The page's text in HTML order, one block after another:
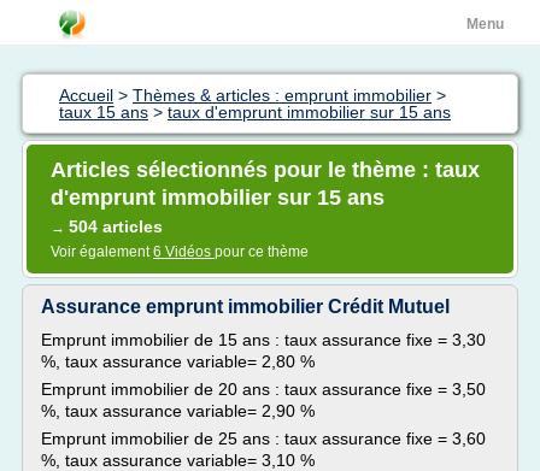
Menu
Accueil > Thèmes & articles : emprunt immobilier >
taux 15 ans > taux d'emprunt immobilier sur 15 ans
Articles sélectionnés pour le thème : taux
d'emprunt immobilier sur 15 ans
→ 504 articles
Voir également6 Vidéos pour ce thème
Assurance emprunt immobilier Crédit Mutuel
Emprunt immobilier de 15 ans : taux assurance fixe = 3,30
%, taux assurance variable= 2,80 %
Emprunt immobilier de 20 ans : taux assurance fixe = 3,50
%, taux assurance variable= 2,90 %
Emprunt immobilier de 25 ans : taux assurance fixe = 3,60
%, taux assurance variable= 3,10 %